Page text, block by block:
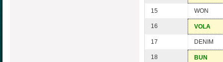
15 WON
16 VOLA
17 DENIM
18 BUN